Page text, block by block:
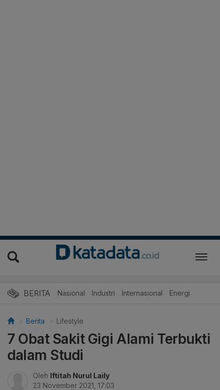
BERITA Nasional Industri Internasional Energi
Berita Lifestyle
7 Obat Sakit Gigi Alami Terbukti
dalam Studi
Oleh Iftitah Nurul Laily
23 November 2021, 17:03